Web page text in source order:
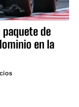
de
en la